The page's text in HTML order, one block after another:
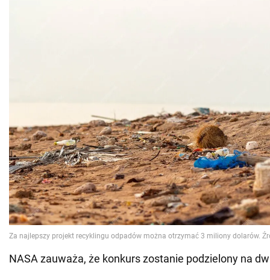
NASA zauważa, że konkurs zostanie podzielony na